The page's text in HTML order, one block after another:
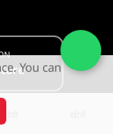
You can